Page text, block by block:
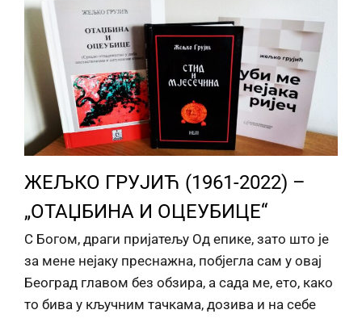
ЖЕЉКО ГРУЈИЋ (1961-2022) –
„ОТАЏБИНА И ОЦЕУБИЦЕ“
С Богом, драги пријатељу Од епике, зато што је
за мене нејаку преснажна, побјегла сам у овај
Београд главом без обзира, а сада ме, ето, како
то бива у кључним тачкама, дозива и на себе